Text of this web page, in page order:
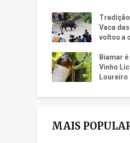
Vaca
voltou a
Biamar
Vinho
Loureiro
MAIS